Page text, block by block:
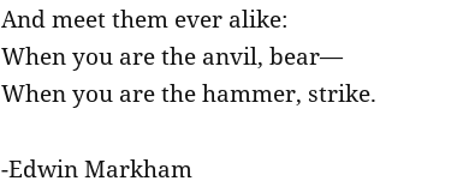
And meet them ever alike:
When you are the anvil, bear—
When you are the hammer, strike.
-Edwin Markham